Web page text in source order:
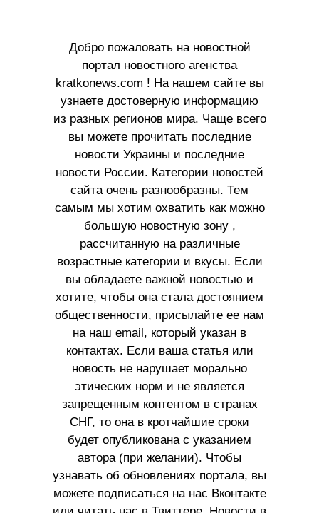
Добро пожаловать на новостной
портал новостного агенства
kratkonews.com ! На нашем сайте вы
узнаете достоверную информацию
из разных регионов мира. Чаще всего
вы можете прочитать последние
новости Украины и последние
новости России. Категории новостей
сайта очень разнообразны. Тем
самым мы хотим охватить как можно
большую новостную зону ,
рассчитанную на различные
возрастные категории и вкусы. Если
вы обладаете важной новостью и
хотите, чтобы она стала достоянием
общественности, присылайте ее нам
на наш email, который указан в
контактах. Если ваша статья или
новость не нарушает морально
этических норм и не является
запрещенным контентом в странах
СНГ, то она в кротчайшие сроки
будет опубликована с указанием
автора (при желании). Чтобы
узнавать об обновлениях портала, вы
можете подписаться на нас Вконтакте